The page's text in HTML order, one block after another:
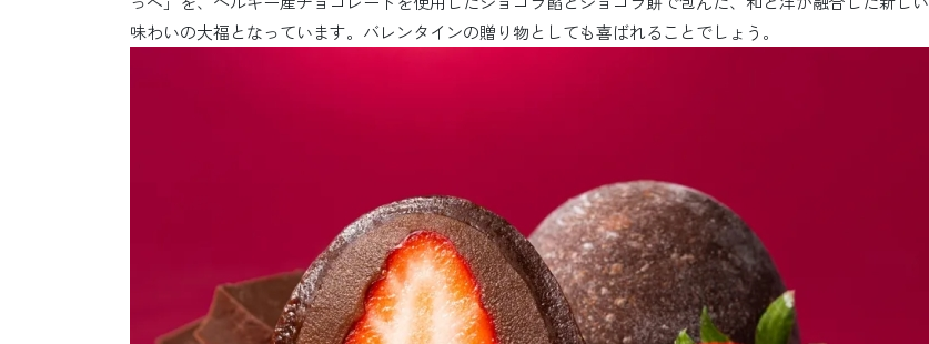
味わいの大福となっています。バレンタインの贈り物としても喜ばれることでしょう。